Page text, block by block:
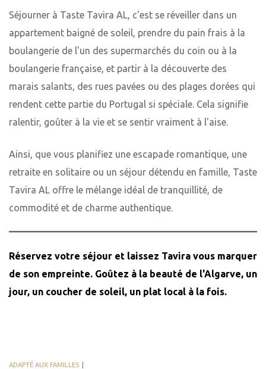
Séjourner à Taste Tavira AL, c'est se réveiller dans un
appartement baigné de soleil, prendre du pain frais à la
boulangerie de l'un des supermarchés du coin ou à la
boulangerie française, et partir à la découverte des
marais salants, des rues pavées ou des plages dorées qui
rendent cette partie du Portugal si spéciale. Cela signifie
ralentir, goûter à la vie et se sentir vraiment à l'aise.
Ainsi, que vous planifiez une escapade romantique, une
retraite en solitaire ou un séjour détendu en famille, Taste
Tavira AL offre le mélange idéal de tranquillité, de
commodité et de charme authentique.
Réservez votre séjour et laissez Tavira vous marquer
de son empreinte. Goûtez à la beauté de l'Algarve, un
jour, un coucher de soleil, un plat local à la fois.
ADAPTÉ AUX FAMILLES